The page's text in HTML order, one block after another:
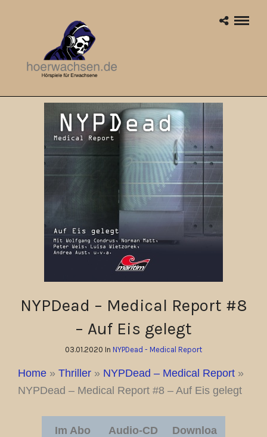
NYPDead – Medical Report #8
– Auf Eis gelegt
03.01.2020 In NYPDead - Medical Report
Home » Thriller » NYPDead – Medical Report »
NYPDead – Medical Report #8 – Auf Eis gelegt
Im Abo Audio-CD
Downloa